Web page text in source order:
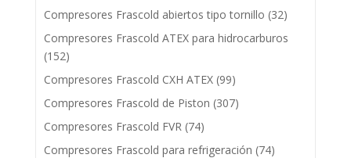
Compresores Frascold abiertos tipo tornillo (32)
Compresores Frascold ATEX para hidrocarburos
(152)
Compresores Frascold CXH ATEX (99)
Compresores Frascold de Piston (307)
Compresores Frascold FVR (74)
Compresores Frascold para refrigeración (74)